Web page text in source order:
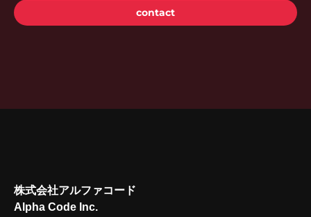
contact
株式会社アルファコード
Alpha Code Inc.